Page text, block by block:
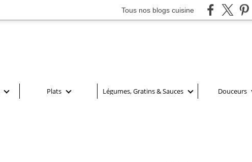
Tous nos blogs cuisine
Plats Légumes, Gratins & Sauces Douceurs